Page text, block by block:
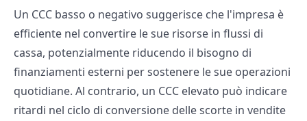
Un CCC basso o negativo suggerisce che l'impresa è
efficiente nel convertire le sue risorse in flussi di
cassa, potenzialmente riducendo il bisogno di
finanziamenti esterni per sostenere le sue operazioni
quotidiane. Al contrario, un CCC elevato può indicare
ritardi nel ciclo di conversione delle scorte in vendite